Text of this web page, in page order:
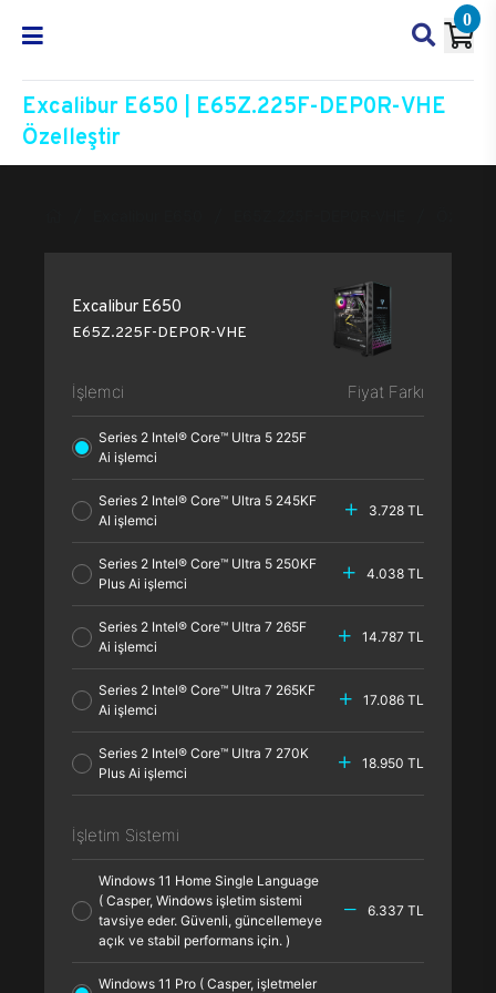
0
Excalibur E650 | E65Z.225F-DEP0R-VHE
Özelleştir
Excalibur E650
E65Z.225F-DEP0R-VHE
İşlemci Fiyat Farkı
Series 2 Intel® Core™ Ultra 5 225F
Ai işlemci
Series 2 Intel® Core™ Ultra 5 245KF
AI işlemci
3.728 TL
Series 2 Intel® Core™ Ultra 5 250KF
Plus Ai işlemci
4.038 TL
Series 2 Intel® Core™ Ultra 7 265F
Ai işlemci
14.787 TL
Series 2 Intel® Core™ Ultra 7 265KF
Ai işlemci
17.086 TL
Series 2 Intel® Core™ Ultra 7 270K
Plus Ai işlemci
18.950 TL
İşletim Sistemi
Windows 11 Home Single Language
( Casper, Windows işletim sistemi
tavsiye eder. Güvenli, güncellemeye
açık ve stabil performans için. )
6.337 TL
Windows 11 Pro ( Casper, işletmeler